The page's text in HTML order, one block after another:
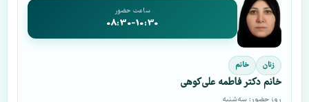
ساعت حضور
08:30-10:30
زنان خانم
خانم دکتر فاطمه علی‌کوهی